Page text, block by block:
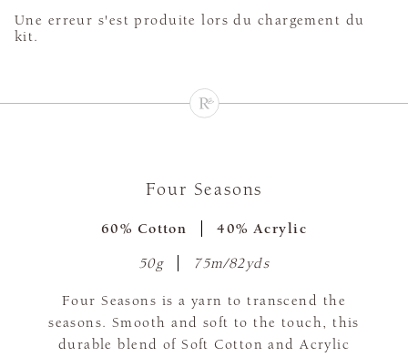
Une erreur s'est produite lors du chargement du
kit.
Four Seasons
60% Cotton 40% Acrylic
50g 75m/82yds
Four Seasons is a yarn to transcend the
seasons. Smooth and soft to the touch, this
durable blend of Soft Cotton and Acrylic